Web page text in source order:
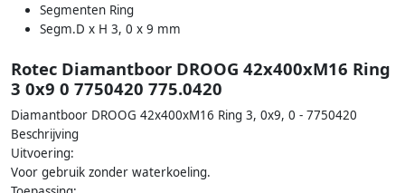
Segmenten Ring
Segm.D x H 3, 0 x 9 mm
Rotec Diamantboor DROOG 42x400xM16 Ring
3 0x9 0 7750420 775.0420
Diamantboor DROOG 42x400xM16 Ring 3, 0x9, 0 - 7750420
Beschrijving
Uitvoering:
Voor gebruik zonder waterkoeling.